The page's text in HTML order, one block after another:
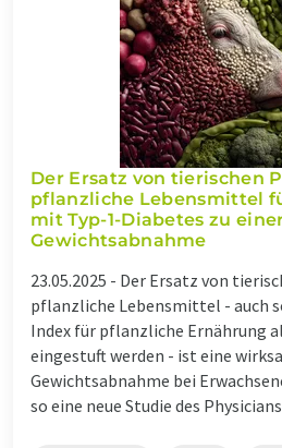
Der Ersatz von tierischen
pflanzliche Lebensmittel
mit Typ-1-Diabetes zu
Gewichtsabnahme
23.05.2025 - Der Ersatz von
pflanzliche Lebensmittel - auch
Index für pflanzliche Ernährung
eingestuft werden - ist eine
Gewichtsabnahme bei
so eine neue Studie des